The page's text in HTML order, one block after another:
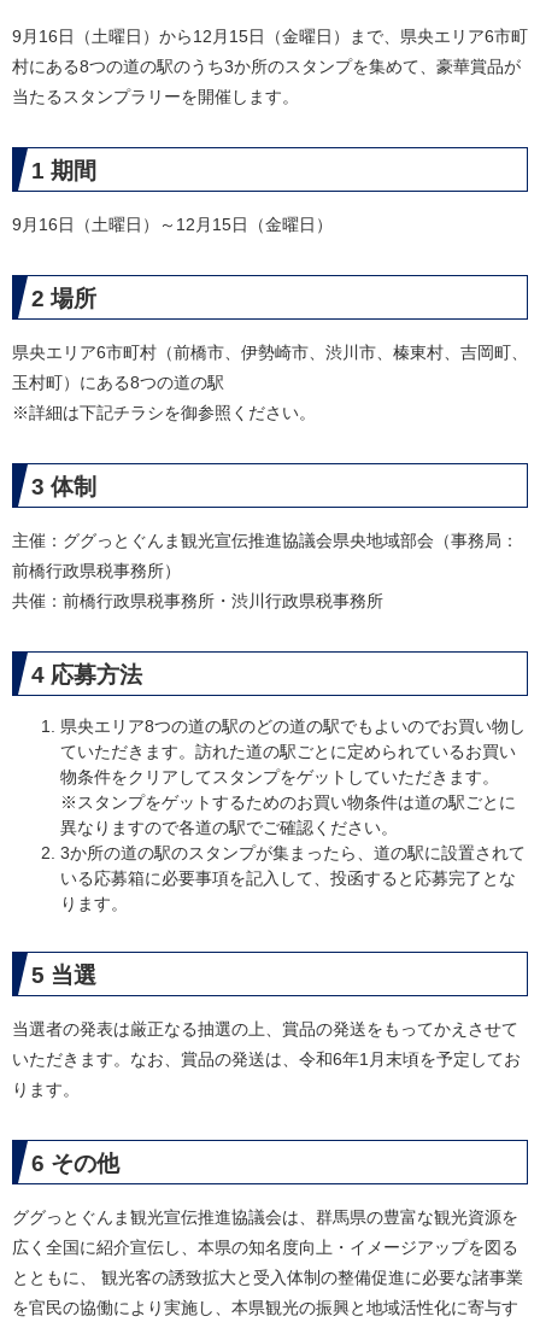
9月16日（土曜日）から12月15日（金曜日）まで、県央エリア6市町
村にある8つの道の駅のうち3か所のスタンプを集めて、豪華賞品が
当たるスタンプラリーを開催します。​
1 期間
9月16日（土曜日）～12月15日（金曜日）
2 場所
​県央エリア6市町村（前橋市、伊勢崎市、渋川市、榛東村、吉岡町、
玉村町）にある8つの道の駅
※詳細は下記チラシを御参照ください。
3 体制
主催：ググっとぐんま観光宣伝推進協議会県央地域部会（事務局：
前橋行政県税事務所）
共催：前橋行政県税事務所・渋川行政県税事務所​
4 応募方法
県央エリア8つの道の駅のどの道の駅でもよいのでお買い物し
ていただきます。訪れた道の駅ごとに定められているお買い
物条件をクリアしてスタンプをゲットしていただきます。
※スタンプをゲットするためのお買い物条件は道の駅ごとに
異なりますので各道の駅でご確認ください。
3か所の道の駅のスタンプが集まったら、道の駅に設置されて
いる応募箱に必要事項を記入して、投函すると応募完了とな
ります。
5 当選
当選者の発表は厳正なる抽選の上、賞品の発送をもってかえさせて
いただきます。なお、賞品の発送は、令和6年1月末頃を予定してお
ります。​
6 その他
ググっとぐんま観光宣伝推進協議会は、群馬県の豊富な観光資源を
広く全国に紹介宣伝し、本県の知名度向上・イメージアップを図る
とともに、 観光客の誘致拡大と受入体制の整備促進に必要な諸事業
を官民の協働により実施し、本県観光の振興と地域活性化に寄与す